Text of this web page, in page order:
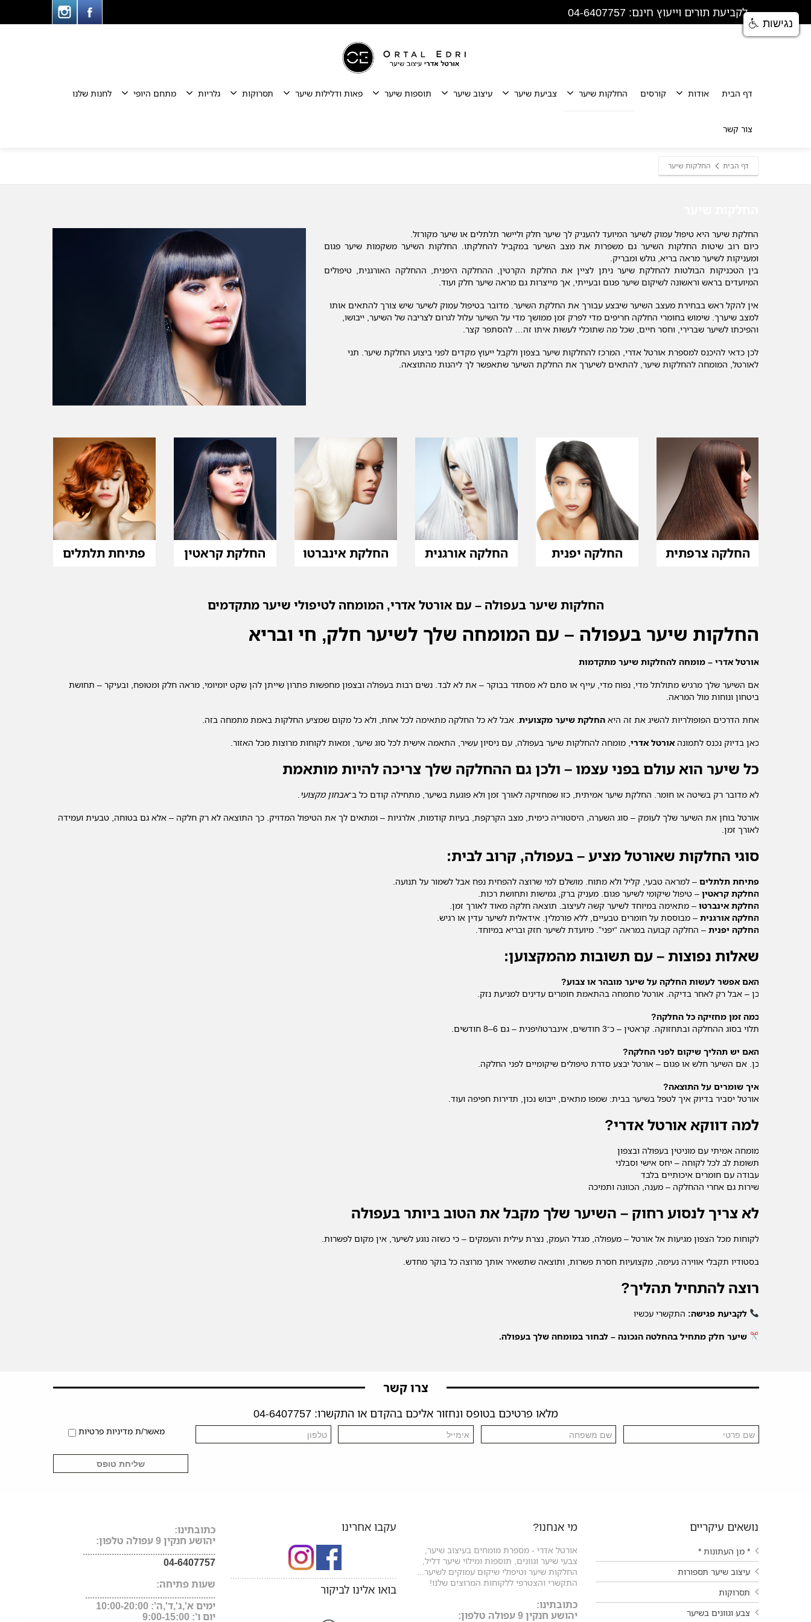
לקביעת תורים וייעוץ חינם: 04-6407757
דף הבית אודות קורסים החלקות שיער צביעת שיער עיצוב שיער תוספות שיער פאות ודלילות שיער תסרוקות גלריות מתחם היופי לחנות שלנו
צור קשר
החלקות שיער דף הבית
החלקת שיער היא טיפול עמוק לשיער המיועד להעניק לך שיער חלק וליישר תלתלים או שיער מקורזל.
כיום רוב שיטות החלקות השיער גם משפרות את מצב השיער במקביל להחלקתו. החלקות השיער משקמות שיער פגום
ומעניקות לשיער מראה בריא, גולש ומבריק.
בין הטכניקות הבולטות להחלקת שיער ניתן לציין את החלקת הקרטין, ההחלקה היפנית, ההחלקה האורגנית, טיפולים
המיועדים בראש וראשונה לשיקום שיער פגום ובעייתי, אך מייצרות גם מראה שיער חלק ועוד.
אין להקל ראש בבחירת מעצב השיער שיבצע עבורך את החלקת השיער. מדובר בטיפול עמוק לשיער שיש צורך להתאים אותו
למצב שיערך. שימוש בחומרי החלקה חריפים מדי לפרק זמן ממושך מדי על השיער עלול לגרום לצריבה של השיער, ייבושו,
והפיכתו לשיער שברירי, וחסר חיים, שכל מה שתוכלי לעשות איתו זה… להסתפר קצר.
לכן כדאי להיכנס למספרת אורטל אדרי, המרכז להחלקות שיער בצפון ולקבל ייעוץ מקדים לפני ביצוע החלקת שיער. תני
לאורטל, המומחה להחלקות שיער, להתאים לשיערך את החלקת השיער שתאפשר לך ליהנות מהתוצאה.
פתיחת תלתלים החלקת קראטין החלקת אינברטו החלקה אורגנית החלקה יפנית החלקה צרפתית
החלקות שיער בעפולה – עם אורטל אדרי, המומחה לטיפולי שיער מתקדמים
החלקות שיער בעפולה – עם המומחה שלך לשיער חלק, חי ובריא
אורטל אדרי – מומחה להחלקות שיער מתקדמות
אם השיער שלך מרגיש מתולתל מדי, נפוח מדי, עייף או סתם לא מסתדר בבוקר – את לא לבד. נשים רבות בעפולה ובצפון מחפשות פתרון שייתן להן שקט יומיומי, מראה חלק ומטופח, ובעיקר – תחושת
ביטחון ונוחות מול המראה.
אחת הדרכים הפופולריות להשיג את זה היאהחלקת שיער מקצועית . אבל לא כל החלקה מתאימה לכל אחת, ולא כל מקום שמציע החלקות באמת מתמחה בזה.
כאן בדיוק נכנס לתמונהאורטל אדרי , מומחה להחלקות שיער בעפולה, עם ניסיון עשיר, התאמה אישית לכל סוג שיער, ומאות לקוחות מרוצות מכל האזור.
כל שיער הוא עולם בפני עצמו – ולכן גם ההחלקה שלך צריכה להיות מותאמת
לא מדובר רק בשיטה או חומר. החלקת שיער אמיתית, כזו שמחזיקה לאורך זמן ולא פוגעת בשיער, מתחילה קודם כל ב־אבחון מקצועי
אורטל בוחן את השיער שלך לעומק – סוג השערה, היסטוריה כימית, מצב הקרקפת, בעיות קודמות, אלרגיות – ומתאים לך את הטיפול המדויק. כך התוצאה לא רק חלקה – אלא גם בטוחה, טבעית ועמידה
לאורך זמן.
סוגי החלקות שאורטל מציע – בעפולה, קרוב לבית:
פתיחת תלתלים – למראה טבעי, קליל ולא מתוח. מושלם למי שרוצה להפחית נפח אבל לשמור על תנועה.
החלקת קראטין – טיפול שיקומי לשיער פגום. מעניק ברק, גמישות ותחושת רכות.
החלקת אינברטו – מתאימה במיוחד לשיער קשה לעיצוב. תוצאה חלקה מאוד לאורך זמן.
החלקה אורגנית – מבוססת על חומרים טבעיים, ללא פורמלין. אידאלית לשיער עדין או רגיש.
החלקה יפנית – החלקה קבועה במראה “יפני”. מיועדת לשיער חזק ובריא במיוחד.
שאלות נפוצות – עם תשובות מהמקצוען:
האם אפשר לעשות החלקה על שיער מובהר או צבוע?
כן – אבל רק לאחר בדיקה. אורטל מתמחה בהתאמת חומרים עדינים למניעת נזק.
כמה זמן מחזיקה כל החלקה?
תלוי בסוג ההחלקה ובתחזוקה. קראטין – כ־3 חודשים, אינברטו/יפנית – גם 6–8 חודשים.
האם יש תהליך שיקום לפני החלקה?
כן. אם השיער חלש או פגום – אורטל יבצע סדרת טיפולים שיקומיים לפני החלקה.
איך שומרים על התוצאה?
אורטל יסביר בדיוק איך לטפל בשיער בבית: שמפו מתאים, ייבוש נכון, תדירות חפיפה ועוד.
למה דווקא אורטל אדרי?
מומחה אמיתי עם מוניטין בעפולה ובצפון
תשומת לב לכל לקוחה – יחס אישי וסבלני
עבודה עם חומרים איכותיים בלבד
שירות גם אחרי ההחלקה – מענה, הכוונה ותמיכה
לא צריך לנסוע רחוק – השיער שלך מקבל את הטוב ביותר בעפולה
לקוחות מכל הצפון מגיעות אל אורטל – מעפולה, מגדל העמק, נצרת עילית והעמקים – כי כשזה נוגע לשיער, אין מקום לפשרות.
בסטודיו תקבלי אווירה נעימה, מקצועיות חסרת פשרות, ותוצאה שתשאיר אותך מרוצה כל בוקר מחדש.
רוצה להתחיל תהליך?
לקביעת פגישה: התקשרי עכשיו
שיער חלק מתחיל בהחלטה הנכונה – לבחור במומחה שלך בעפולה.
צרו קשר
מלאו פרטיכם בטופס ונחזור אליכם בהקדם או התקשרו: 04-6407757
מאשר/ת מדיניות פרטיות
כתובתינו:
יהושע חנקין 9 עפולה טלפון:
.......................................................
04-6407757
שעות פתיחה:
......................................................
ימים א',ג',ד',ה': 10:00-20:00
יום ו': 9:00-15:00
עקבו אחרינו
בואו אלינו לביקור
מי אנחנו?
אורטל אדרי - מספרת מומחים בעיצוב שיער,
צבעי שיער וגוונים, תוספות ומילוי שיער דליל,
החלקות שיער וטיפולי שיקום עמוקים לשיער...
התקשרי והצטרפי ללקוחות המרוצים שלנו!
כתובתינו:
יהושע חנקין 9 עפולה טלפון:
נושאים עיקריים
* מן העתונות *
עיצוב שיער תספורות
תסרוקות
צבע וגוונים בשיער
נגישות